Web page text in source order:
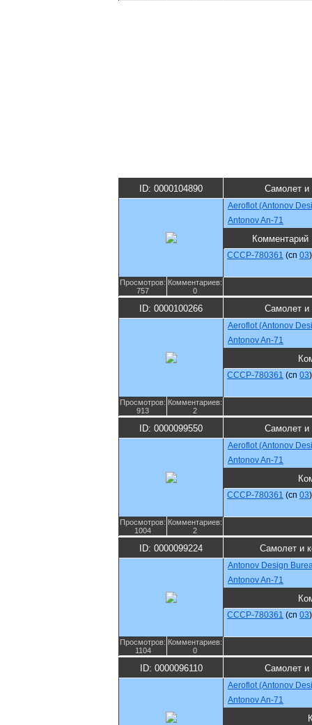
ID: 0000104890 Самолет и
Aeroflot (Antonov
Antonov An-71
Комментарий
CCCP-780361 (cn 03)
Просмотров:
757
Комментариев:
0
ID: 0000100266 Самолет и
Aeroflot (Antonov
Antonov An-71
CCCP-780361 (cn 03)
Просмотров:
913
Комментариев:
2
ID: 0000099550 Самолет и
Aeroflot (Antonov
Antonov An-71
CCCP-780361 (cn 03)
Просмотров:
1004
Комментариев:
2
ID: 0000099224 Самолет и
Antonov Design
Antonov An-71
CCCP-780361 (cn 03)
Просмотров:
1104
Комментариев:
0
ID: 0000096110 Самолет и
Aeroflot (Antonov
Antonov An-71